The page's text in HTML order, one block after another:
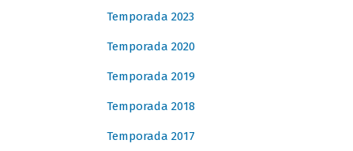
Temporada 2023
Temporada 2020
Temporada 2019
Temporada 2018
Temporada 2017